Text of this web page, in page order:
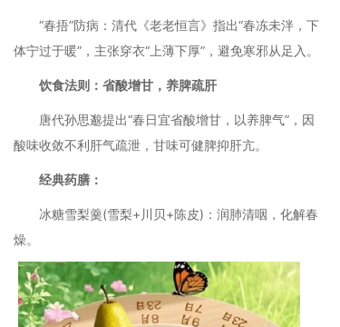
“春捂”防病：清代《老老恒言》指出“春冻未泮，下
体宁过于暖”，主张穿衣“上薄下厚”，避免寒邪从足入。
饮食法则：省酸增甘，养脾疏肝
唐代孙思邈提出“春日宜省酸增甘，以养脾气”，因
酸味收敛不利肝气疏泄，甘味可健脾抑肝亢。
经典药膳：
冰糖雪梨羹(雪梨+川贝+陈皮)：润肺清咽，化解春
燥。